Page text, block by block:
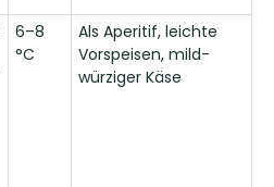
6–8
°C
Als Aperitif, leichte
Vorspeisen, mild-
würziger Käse